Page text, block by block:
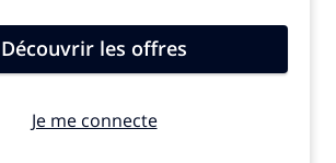
Cependant, à moins
ne prenne le temps de remplir un
compte fallacieux, il est presque